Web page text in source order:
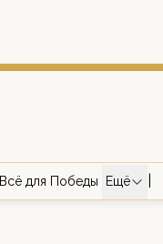
Всё для Победы Ещё